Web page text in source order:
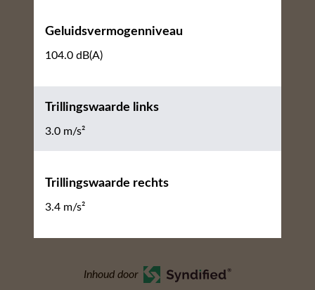
Geluidsvermogenniveau
104.0 dB(A)
Trillingswaarde links
3.0 m/s²
Trillingswaarde rechts
3.4 m/s²
Inhoud door